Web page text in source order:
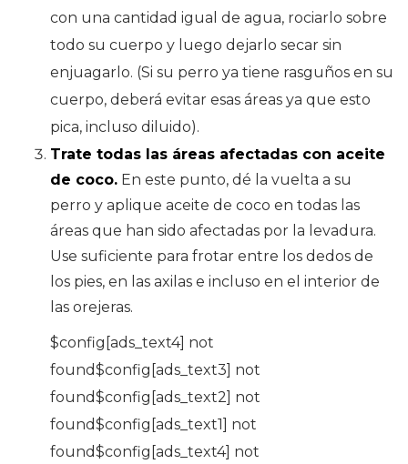
con una cantidad igual de agua, rociarlo sobre
todo su cuerpo y luego dejarlo secar sin
enjuagarlo. (Si su perro ya tiene rasguños en su
cuerpo, deberá evitar esas áreas ya que esto
pica, incluso diluido).
Trate todas las áreas afectadas con aceite
de coco. En este punto, dé la vuelta a su
perro y aplique aceite de coco en todas las
áreas que han sido afectadas por la levadura.
Use suficiente para frotar entre los dedos de
los pies, en las axilas e incluso en el interior de
las orejeras.
$config[ads_text4] not
found$config[ads_text3] not
found$config[ads_text2] not
found$config[ads_text1] not
found$config[ads_text4] not